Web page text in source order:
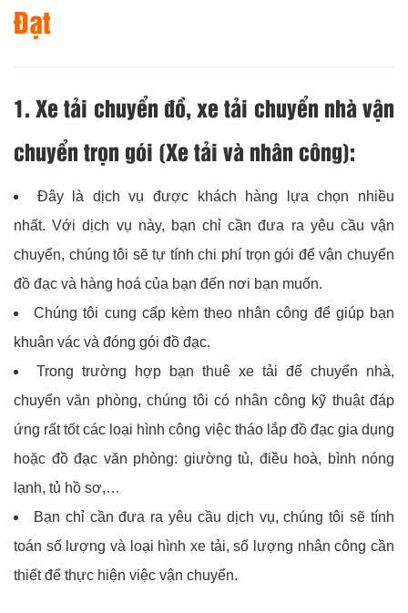
Đạt
1. Xe tải chuyển đồ, xe tải chuyển nhà vận
chuyển trọn gói (Xe tải và nhân công):
Đây là dịch vụ được khách hàng lựa chọn nhiều
nhất.Với dịch vụ này, bạn chỉ cần đưa ra yêu cầu vận
chuyển, chúng tôi sẽ tự tính chi phí trọn gói để vận chuyển
đồ đạc và hàng hoá của bạn đến nơi bạn muốn.
Chúng tôi cung cấp kèm theo nhân công để giúp bạn
khuân vác và đóng gói đồ đạc.
Trong trường hợp bạn thuê xe tải để chuyển nhà,
chuyển văn phòng, chúng tôi có nhân công kỹ thuật đáp
ứng rất tốt các loại hình công việc tháo lắp đồ đạc gia dụng
hoặc đồ đạc văn phòng: giường tủ, điều hoà, bình nóng
lạnh, tủ hồ sơ,…
Bạn chỉ cần đưa ra yêu cầu dịch vụ, chúng tôi sẽ tính
toán số lượng và loại hình xe tải, số lượng nhân công cần
thiết để thực hiện việc vận chuyển.